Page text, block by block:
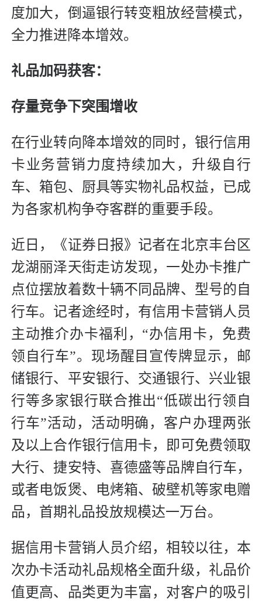
度加大，倒逼银行转变粗放经营模式，
全力推进降本增效。
礼品加码获客：
存量竞争下突围增收
在行业转向降本增效的同时，银行信用
卡业务营销力度持续加大，升级自行
车、箱包、厨具等实物礼品权益，已成
为各家机构争夺客群的重要手段。
近日，《证券日报》记者在北京丰台区
龙湖丽泽天街走访发现，一处办卡推广
点位摆放着数十辆不同品牌、型号的自
行车。记者途经时，有信用卡营销人员
主动推介办卡福利，“办信用卡，免费
领自行车”。现场醒目宣传牌显示，邮
储银行、平安银行、交通银行、兴业银
行等多家银行联合推出“低碳出行领自
行车”活动，活动明确，客户办理两张
及以上合作银行信用卡，即可免费领取
大行、捷安特、喜德盛等品牌自行车，
或者电饭煲、电烤箱、破壁机等家电赠
品，首期礼品投放规模达一万台。
据信用卡营销人员介绍，相较以往，本
次办卡活动礼品规格全面升级，礼品价
值更高、品类更为丰富，对客户的吸引